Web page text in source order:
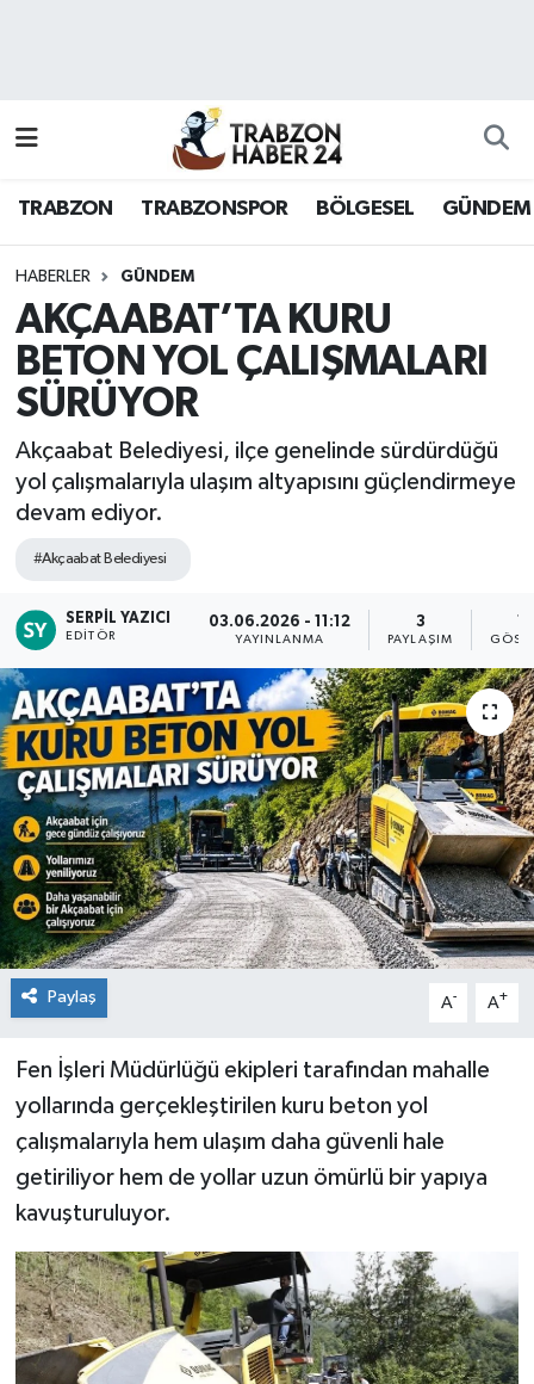
TRABZON TRABZONSPOR BÖLGESEL GÜNDEM
HABERLER GÜNDEM
AKÇAABAT’TA KURU
BETON YOL ÇALIŞMALARI
SÜRÜYOR
Akçaabat Belediyesi, ilçe genelinde sürdürdüğü
yol çalışmalarıyla ulaşım altyapısını güçlendirmeye
devam ediyor.
#Akçaabat Belediyesi
SERPIL YAZICI
EDITÖR
03.06.2026 - 11:12
YAYINLANMA
3
PAYLAŞIM
14
Paylaş A- A+
Fen İşleri Müdürlüğü ekipleri tarafından mahalle
yollarında gerçekleştirilen kuru beton yol
çalışmalarıyla hem ulaşım daha güvenli hale
getiriliyor hem de yollar uzun ömürlü bir yapıya
kavuşturuluyor.
Hava Durumu
Namaz Vakitleri
Trafik Durumu
Süper Lig Puan Durumu ve Fikstür
Tüm Manşetler
Son Dakika Haberleri
Haber Arşivi